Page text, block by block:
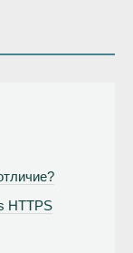
HTTPS